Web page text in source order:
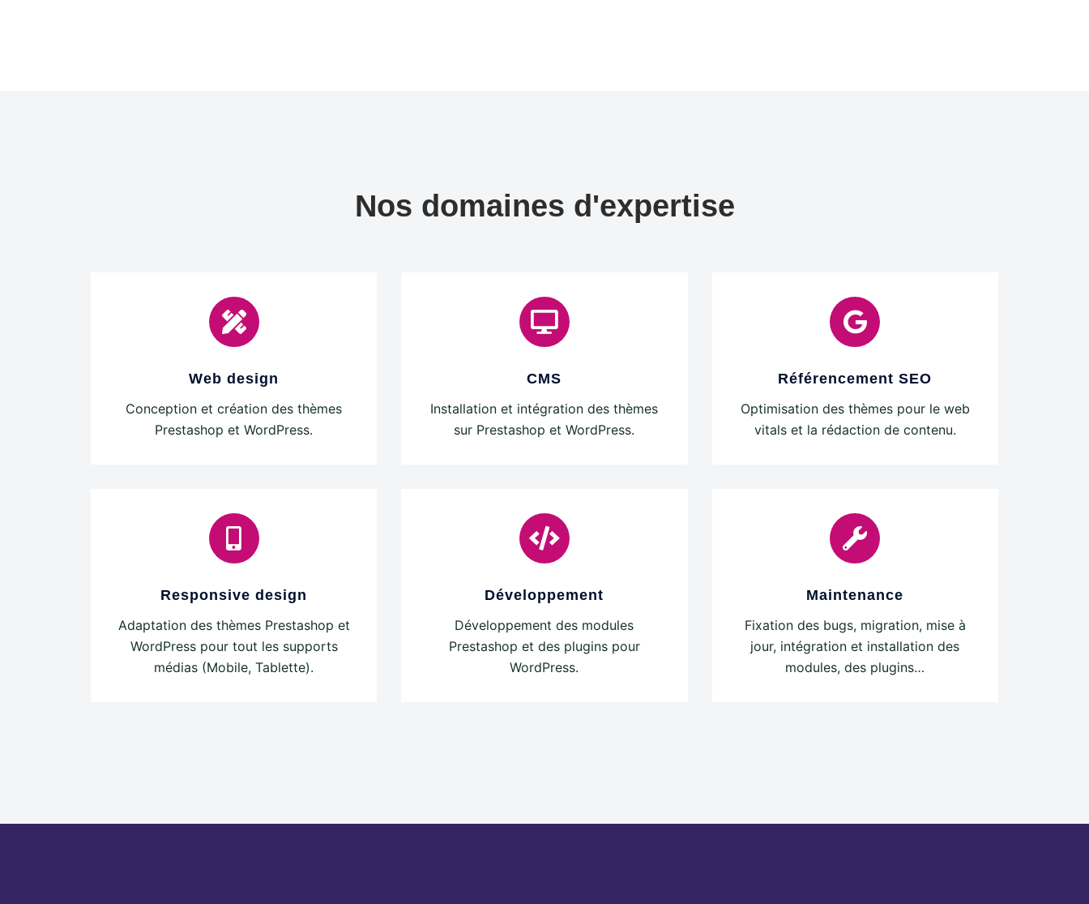
Nos domaines d'expertise
Web design
Conception et création des thèmes
Prestashop et WordPress.
CMS
Installation et intégration des thèmes
sur Prestashop et WordPress.
Référencement SEO
Optimisation des thèmes pour le web
vitals et la rédaction de contenu.
Responsive design
Adaptation des thèmes Prestashop et
WordPress pour tout les supports
médias (Mobile, Tablette).
Développement
Développement des modules
Prestashop et des plugins pour
WordPress.
Maintenance
Fixation des bugs, migration, mise à
jour, intégration et installation des
modules, des plugins…